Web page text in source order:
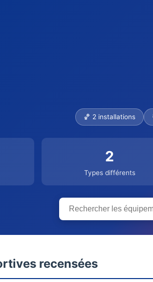
🏀 2 installations
2
Types différents
recensées